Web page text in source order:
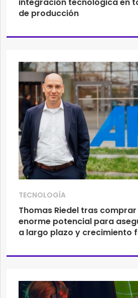
integración tecnológica en
de producción
TECNOLOGÍA
Thomas Riedel tras comprar
enorme potencial para
a largo plazo y crecimiento